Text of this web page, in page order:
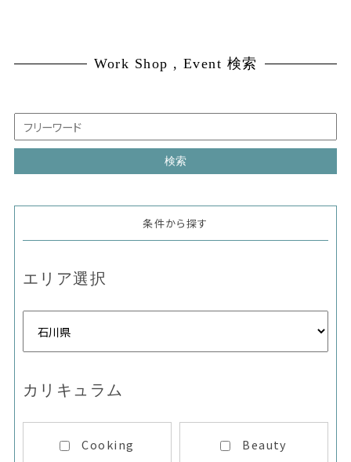
Work Shop , Event 検索
条件から探す
エリア選択
カリキュラム
Cooking Beauty